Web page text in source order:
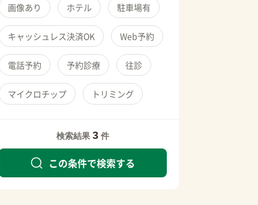
画像あり ホテル 駐車場有
キャッシュレス決済OK Web予約
電話予約 予約診療 往診
マイクロチップ トリミング
検索結果 3 件
この条件で検索する